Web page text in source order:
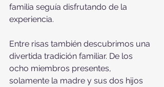
familia seguía disfrutando de la
experiencia.
Entre risas también descubrimos una
divertida tradición familiar. De los
ocho miembros presentes,
solamente la madre y sus dos hijos